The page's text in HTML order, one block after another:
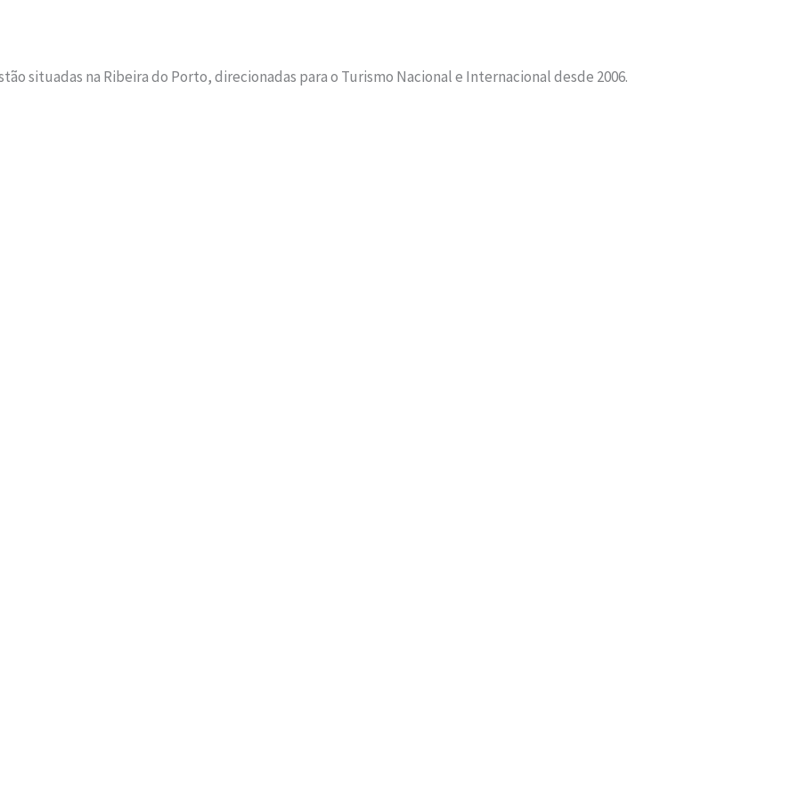
situadas na Ribeira do Porto, direcionadas para o Turismo Nacional e Internacional desde 2006.